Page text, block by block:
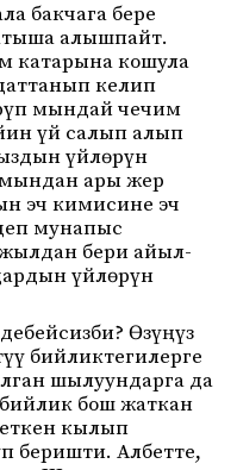
бакчага бере
алышпайт.
катарына кошула
келип
мындай чечим
үй салып алып
үйлөрүн
ары жер
эч кимисине эч
мунапыс
бери айыл-
үйлөрүн
Өзүңүз
бийликтегилерге
шылуундарга да
бош жаткан
кылып
беришти. Албетте,